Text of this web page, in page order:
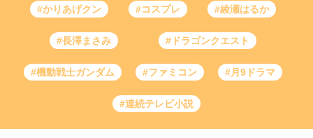
#かりあげクン #コスプレ #綾瀬はるか
#長澤まさみ #ドラゴンクエスト
#機動戦士ガンダム #ファミコン #月9ドラマ
#連続テレビ小説